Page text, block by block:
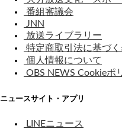
番組審議会
JNN
放送ライブラリー
特定商取引法に基づ
個人情報について
OBS NEWS Cookieポ
ニュースサイト・アプリ
LINEニュース